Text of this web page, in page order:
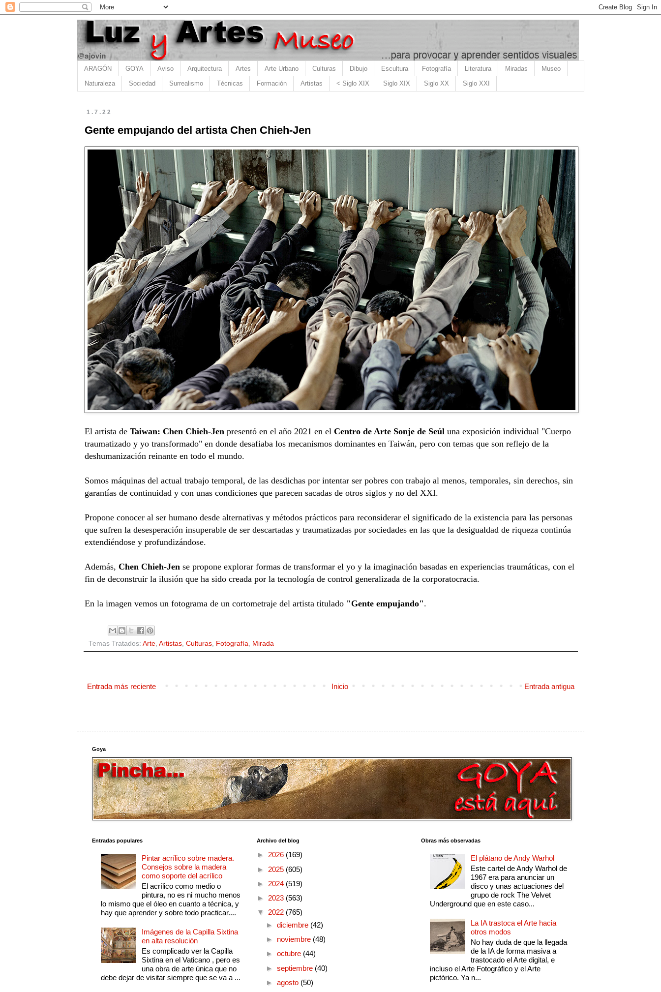
ARAGÓN GOYA Aviso Arquitectura Artes Arte Urbano Culturas Dibujo Escultura Fotografía Literatura Miradas Museo
Naturaleza Sociedad Surrealismo Técnicas Formación Artistas < Siglo XIX Siglo XIX Siglo XX Siglo XXI
1.7.22
Gente empujando del artista Chen Chieh-Jen
El artista de Taiwan: Chen Chieh-Jen presentó en el año 2021 en el Centro de Arte Sonje de Seúl una exposición individual "Cuerpo
traumatizado y yo transformado" en donde desafiaba los mecanismos dominantes en Taiwán, pero con temas que son reflejo de la
deshumanización reinante en todo el mundo.
Somos máquinas del actual trabajo temporal, de las desdichas por intentar ser pobres con trabajo al menos, temporales, sin derechos, sin
garantías de continuidad y con unas condiciones que parecen sacadas de otros siglos y no del XXI.
Propone conocer al ser humano desde alternativas y métodos prácticos para reconsiderar el significado de la existencia para las personas
que sufren la desesperación insuperable de ser descartadas y traumatizadas por sociedades en las que la desigualdad de riqueza continúa
extendiéndose y profundizándose.
Además, Chen Chieh-Jen se propone explorar formas de transformar el yo y la imaginación basadas en experiencias traumáticas, con el
fin de deconstruir la ilusión que ha sido creada por la tecnología de control generalizada de la corporatocracia.
En la imagen vemos un fotograma de un cortometraje del artista titulado"Gente empujando".
Temas Tratados: Arte, Artistas, Culturas, Fotografía Mirada
Entrada más reciente Entrada antigua
Inicio
Goya
Entradas populares
Pintar acrílico sobre madera.
Consejos sobre la madera
como soporte del acrílico
El acrílico como medio o
pintura, no es ni mucho menos
lo mismo que el óleo en cuanto a técnica, y
hay que aprender y sobre todo practicar....
Imágenes de la Capilla Sixtina
en alta resolución
Es complicado ver la Capilla
Sixtina en el Vaticano , pero es
una obra de arte única que no
debe dejar de visitar siempre que se va a ...
Archivo del blog
► 2026 (169)
► 2025 (605)
► 2024 (519)
► 2023 (563)
▼ 2022 (765)
► diciembre (42)
► noviembre (48)
► octubre (44)
► septiembre (40)
► agosto (50)
Obras más observadas
El plátano de Andy Warhol
Este cartel de Andy Warhol de
1967 era para anunciar un
disco y unas actuaciones del
grupo de rock The Velvet
Underground que en este caso...
La IA trastoca el Arte hacia
otros modos
No hay duda de que la llegada
de la IA de forma masiva a
trastocado el Arte digital, e
incluso el Arte Fotográfico y el Arte
pictórico. Ya n...